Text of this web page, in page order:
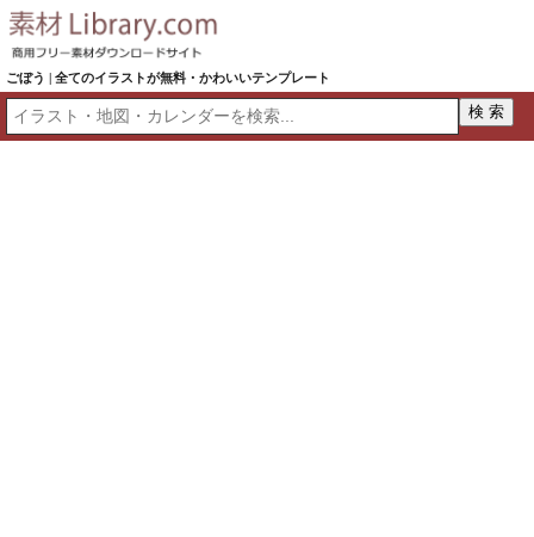
ごぼう | 全てのイラストが無料・かわいいテンプレート